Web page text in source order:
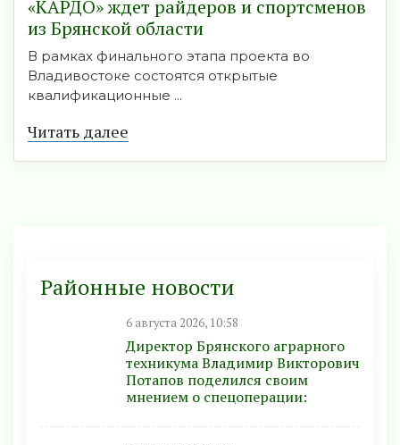
«КАРДО» ждет райдеров и спортсменов
из Брянской области
В рамках финального этапа проекта во
Владивостоке состоятся открытые
квалификационные ...
Читать далее
Районные новости
6 августа 2026, 10:58
Директор Брянского аграрного
техникума Владимир Викторович
Потапов поделился своим
мнением о спецоперации: